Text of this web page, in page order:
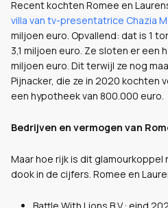
Recent kochten Romee en
villa van tv-presentatrice Chazia
miljoen euro. Opvallend: dat is 1
3,1 miljoen euro. Ze sloten er een
miljoen euro. Dit terwijl ze nog
Pijnacker, die ze in 2020 kochten
een hypotheek van 800.000 euro.
Bedrijven en vermogen van
Maar hoe rijk is dit glamourkoppel
dook in de cijfers. Romee en